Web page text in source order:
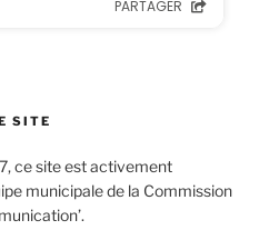
SITE
ce site est activement
municipale de la Commission